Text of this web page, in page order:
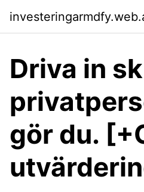
Driva in
gör du.